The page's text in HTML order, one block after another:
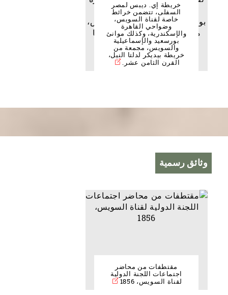
خريطة إي. ديبس لمصر
السفلى، تتضمن خرائط
خاصة لقناة السويس،
وضواحي القاهرة
والإسكندرية، وكذلك موانئ
بورسعيد والإسماعيلية
والسويس، مجمعة من
خريطة بيديكر لدلتا النيل،
القرن الثامن عشر.
وثائق رسمية
مقتطفات من محاضر
اجتماعات اللجنة الدولية
لقناة السويس، 1856